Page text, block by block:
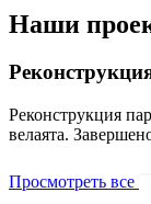
Наши
Реконструкция
велаята.
Просмотреть все